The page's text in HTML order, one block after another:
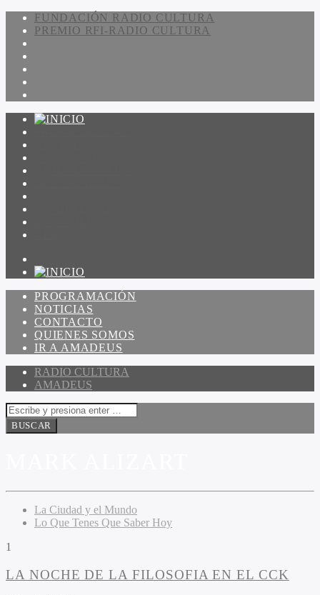
FUNDACIÓN RADIO CULTURA
PREMIO RFI-RADIO CULTURA
PROGRAMACIÓN
NOTICIAS
CONTACTO
QUIENES SOMOS
IR A AMADEUS
RADIO CULTURA
AMADEUS
La Ciudad y el Mundo
Lo Que Tenes Que Saber Hoy
1
LA NOCHE DE LA FILOSOFIA EN EL CCK